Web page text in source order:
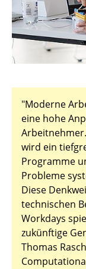
"Moderne
eine hohe
wird ein
Programme
Probleme
Diese
technischen
Workdays
zukünftige
Thomas